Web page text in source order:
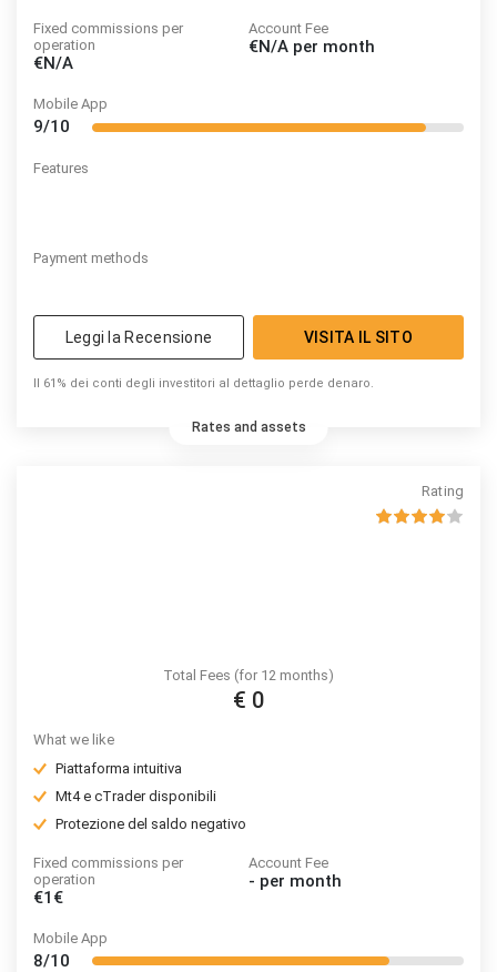
Fixed commissions per
operation
€N/A
Account Fee
€N/A per month
Mobile App
9/10
Features
Payment methods
Leggi la Recensione VISITA IL SITO
Il 61% dei conti degli investitori al dettaglio perde denaro.
Rates and assets
Rating
Total Fees (for 12 months)
€ 0
What we like
Piattaforma intuitiva
Mt4 e cTrader disponibili
Protezione del saldo negativo
Fixed commissions per
operation
€1€
Account Fee
- per month
Mobile App
8/10